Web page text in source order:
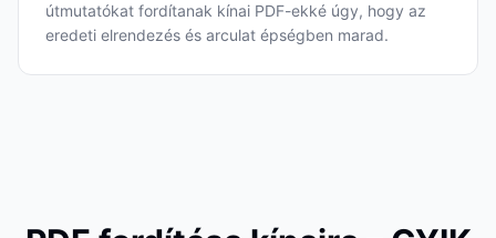
útmutatókat fordítanak kínai PDF-ekké úgy, hogy az
eredeti elrendezés és arculat épségben marad.